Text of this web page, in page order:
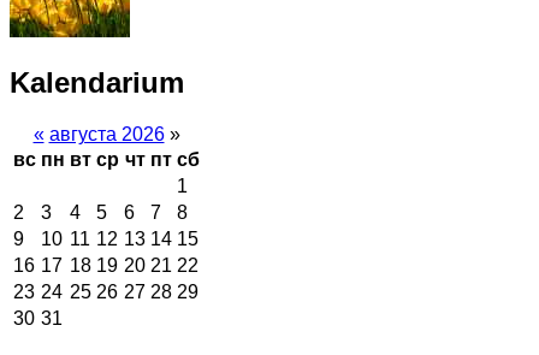
Kalendarium
« августа 2026 »
вс пн вт ср чт пт сб
1
2
3 4 5 6 7
8
9
10 11 12 13 14 15
16 17 18 19 20 21 22
23 24 25 26 27 28 29
30 31